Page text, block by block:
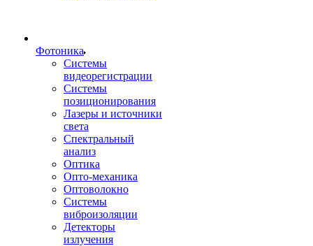
Фотоника
Cистемы
видеорегистрации
Системы
позиционирования
Лазеры и источники
света
Спектральный
анализ
Оптика
Опто-механика
Оптоволокно
Системы
виброизоляции
Детекторы
излучения